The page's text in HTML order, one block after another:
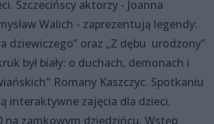
Szczecińscy aktorzy - Joanna
Walich - zaprezentują legendy:
dziewiczego” oraz „Z dębu urodzony”
był biały: o duchach, demonach i
Romany Kaszczyc. Spotkaniu
interaktywne zajęcia dla dzieci.
na zamkowym dziedzińcu. Wstęp